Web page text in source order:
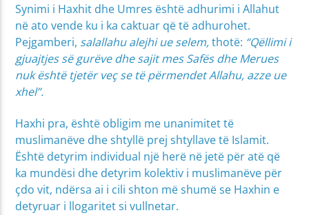
Synimi i Haxhit dhe Umres është adhurimi i Allahut
në ato vende ku i ka caktuar që të adhurohet.
Pejgamberi, salallahu alejhi ue selem,thotë: “Qëllimi i
gjuajtjes së gurëve dhe sajit mes Safës dhe Merues
nuk është tjetër veç se të përmendet Allahu, azze ue
xhel”.
Haxhi pra, është obligim me unanimitet të
muslimanëve dhe shtyllë prej shtyllave të Islamit.
Është detyrim individual një herë në jetë për atë që
ka mundësi dhe detyrim kolektiv i muslimanëve për
çdo vit, ndërsa ai i cili shton më shumë se Haxhin e
detyruar i llogaritet si vullnetar.